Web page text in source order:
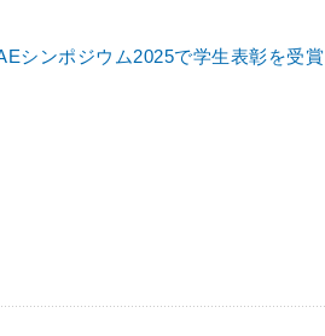
シンポジウム2025で学生表彰を受賞